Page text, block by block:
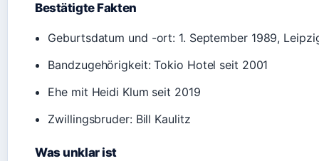
Bestätigte Fakten
Geburtsdatum und -ort: 1. September 1989,
Bandzugehörigkeit: Tokio Hotel seit 2001
Ehe mit Heidi Klum seit 2019
Zwillingsbruder: Bill Kaulitz
Was unklar ist